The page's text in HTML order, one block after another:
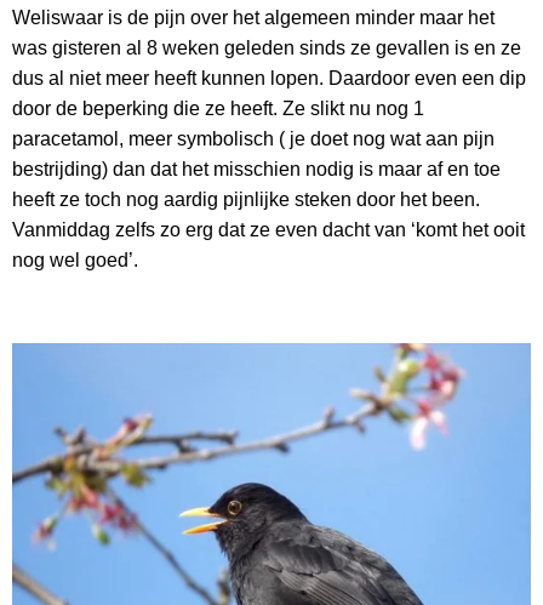
Weliswaar is de pijn over het algemeen minder maar het
was gisteren al 8 weken geleden sinds ze gevallen is en ze
dus al niet meer heeft kunnen lopen. Daardoor even een dip
door de beperking die ze heeft. Ze slikt nu nog 1
paracetamol, meer symbolisch ( je doet nog wat aan pijn
bestrijding) dan dat het misschien nodig is maar af en toe
heeft ze toch nog aardig pijnlijke steken door het been.
Vanmiddag zelfs zo erg dat ze even dacht van ‘komt het ooit
nog wel goed’.